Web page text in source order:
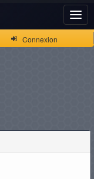
Connexion